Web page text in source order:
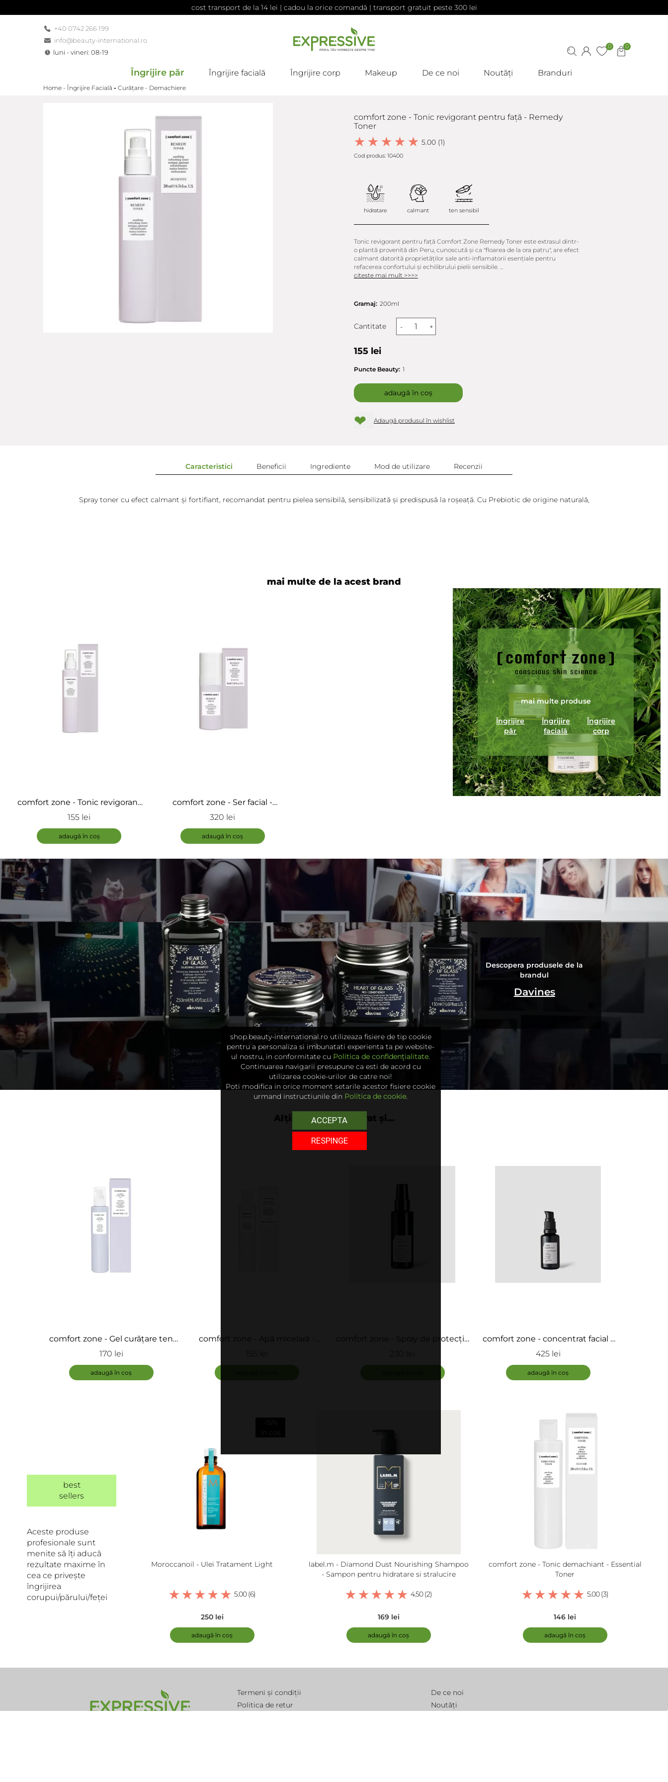
cost transport de la 14 lei | cadou la orice comandă | transport gratuit peste 300 lei
+40 0742 266 199
info@beauty-international.ro
luni - vineri: 08-19
0
0
Îngrijire păr Îngrijire facială Îngrijire corp Makeup De ce noi Noutăți Branduri
Home - Îngrijire Facială - Curățare - Demachiere
comfort zone - Tonic revigorant pentru față - Remedy
Toner
5.00 (1)
Cod produs: 10400
hidratare calmant ten sensibil
Tonic revigorant pentru față Comfort Zone Remedy Toner este extrasul dintr-
o plantă provenită din Peru, cunoscută şi ca "floarea de la ora patru", are efect
calmant datorită proprietăţilor sale anti-inflamatorii esenţiale pentru
refacerea confortului şi echilibrului pielii sensibile. ...
citeste mai mult >>>>
Gramaj: 200ml
Cantitate - +
155 lei
Puncte Beauty: 1
adaugă în coș
❤ Adaugă produsul în wishlist
Caracteristici Beneficii Ingrediente Mod de utilizare Recenzii
Spray toner cu efect calmant şi fortifiant, recomandat pentru pielea sensibilă, sensibilizată şi predispusă la roşeaţă. Cu Prebiotic de origine naturală,
Adaugă review
ÎNCARCA IMAGINI
mai multe de la acest brand
comfort zone - Tonic revigorant
pentru față - Remedy Toner
155 lei
adaugă în coș
comfort zone - Ser facial -
Remedy Serum
320 lei
adaugă în coș
mai multe produse
Îngrijire
păr
Îngrijire
facială
Îngrijire
corp
Descopera produsele de la
brandul
Davines
Alții au mai cumpărat și...
comfort zone - Gel curățare ten
gras - Active Pureness Gel
170 lei
adaugă în coș
comfort zone - Apă micelară -
155 lei
comfort zone - Spray de protecție
230 lei
comfort zone - concentrat facial -
Skin Regimen 1.5 Retinol Booster
425 lei
adaugă în coș
best
sellers
Aceste produse
profesionale sunt
menite să îți aducă
rezultate maxime în
cea ce privește
îngrijirea
corupui/părului/feței
-15%
în coș
Moroccanoil - Ulei Tratament Light
5.00 (6)
250 lei
adaugă în coș
label.m - Diamond Dust Nourishing Shampoo
- Sampon pentru hidratare si stralucire
4.50 (2)
169 lei
adaugă în coș
comfort zone - Tonic demachiant - Essential
Toner
5.00 (3)
146 lei
adaugă în coș
Termeni și condiții
Politica de retur
De ce noi
Noutăți
shop.beauty-international.ro utilizeaza fisiere de tip cookie
pentru a personaliza si imbunatati experienta ta pe website-
ul nostru, in conformitate cu Politica de confidențialitate.
Continuarea navigarii presupune ca esti de acord cu
utilizarea cookie-urilor de catre noi!
Poti modifica in orice moment setarile acestor fisiere cookie
urmand instructiunile din Politica de cookie.
ACCEPTA
RESPINGE